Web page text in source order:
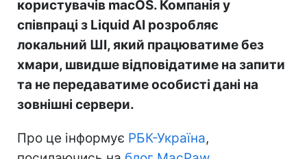
користувачів macOS. Компанія у
співпраці з Liquid AI розробляє
локальний ШІ, який працюватиме без
хмари, швидше відповідатиме на запити
та не передаватиме особисті дані на
зовнішні сервери.
Про це інформує РБК-Україна,